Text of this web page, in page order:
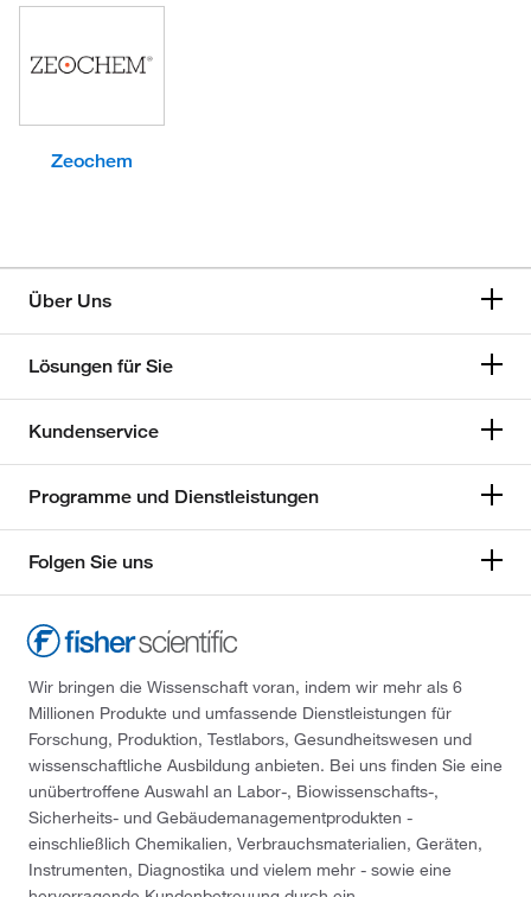
Zeochem
Über Uns
Lösungen für Sie
Kundenservice
Programme und Dienstleistungen
Folgen Sie uns
Wir bringen die Wissenschaft voran, indem wir mehr als 6
Millionen Produkte und umfassende Dienstleistungen für
Forschung, Produktion, Testlabors, Gesundheitswesen und
wissenschaftliche Ausbildung anbieten. Bei uns finden Sie eine
unübertroffene Auswahl an Labor-, Biowissenschafts-,
Sicherheits- und Gebäudemanagementprodukten -
einschließlich Chemikalien, Verbrauchsmaterialien, Geräten,
Instrumenten, Diagnostika und vielem mehr - sowie eine